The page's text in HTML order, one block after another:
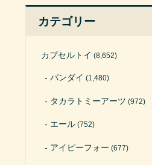
カテゴリー
カプセルトイ (8,652)
バンダイ (1,480)
タカラトミーアーツ (972)
エール (752)
アイピーフォー (677)